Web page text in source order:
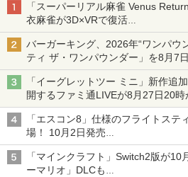
【SALE・大幅
品】モンスタ
フト【ポスト
ル品のため、返
となります。
￥2,900
4
SONY ソニー
ゲームソフト
￥1,254
4
Steam Deck
ブルーライト
化ガラス フィ
面保護 硬度 9H
デック
￥1,298
￥8,821
【楽天ブック
ックス限定先着
「鬼滅の刃」
来(完全生産限
呼世晴 ]
「スーパーリアル麻雀 Venus
衣麻雀が3D×VRで復活
発売から2週間は20%オフになるセ
バーガーキング、2026年“ワンパウ
ティ ザ・ワンパウンダー」を8月7
「特製ガーリックマヨソース」を
「イーグレットツー ミニ」新作追
開するファミ通LIVEが8月27日20時
シリーズ累計100タイトルへ
「エスコン8」仕様のフライトス
場！ 10月2日発売
ジョイスティックに振動機能を搭
「マインクラフト」Switch2版が
ーマリオ」DLCも